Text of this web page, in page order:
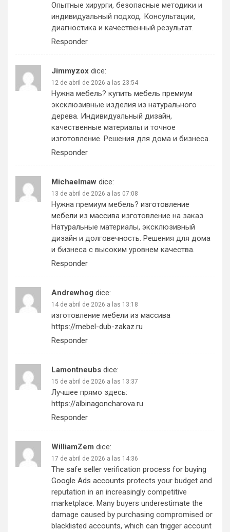
Опытные хирурги, безопасные методики и
индивидуальный подход. Консультации,
диагностика и качественный результат.
Responder
Jimmyzox dice:
12 de abril de 2026 a las 23:54
Нужна мебель? купить мебель премиум
эксклюзивные изделия из натурального
дерева. Индивидуальный дизайн,
качественные материалы и точное
изготовление. Решения для дома и бизнеса.
Responder
Michaelmaw dice:
13 de abril de 2026 a las 07:08
Нужна премиум мебель? изготовление
мебели из массива изготовление на заказ.
Натуральные материалы, эксклюзивный
дизайн и долговечность. Решения для дома
и бизнеса с высоким уровнем качества.
Responder
Andrewhog dice:
14 de abril de 2026 a las 13:18
изготовление мебели из массива
https://mebel-dub-zakaz.ru
Responder
Lamontneubs dice:
15 de abril de 2026 a las 13:37
Лучшее прямо здесь:
https://albinagoncharova.ru
Responder
WilliamZem dice:
17 de abril de 2026 a las 14:36
The safe seller verification process for buying
Google Ads accounts protects your budget and
reputation in an increasingly competitive
marketplace. Many buyers underestimate the
damage caused by purchasing compromised or
blacklisted accounts, which can trigger account